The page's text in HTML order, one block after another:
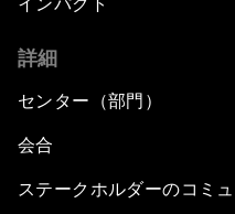
インパクト
詳細
センター（部門）
会合
ステークホルダーのコミ